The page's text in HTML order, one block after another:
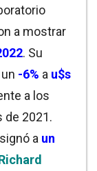
a mostrar
. Su
-6% a u$s
a los
de 2021.
a un